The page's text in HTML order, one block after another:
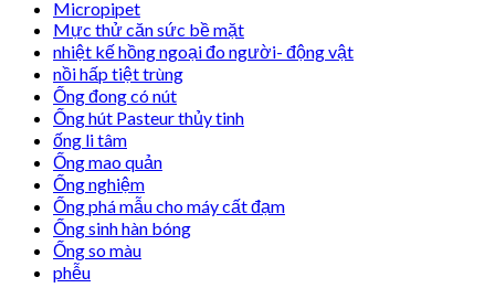
Micropipet
Mực thử căn sức bề mặt
nhiệt kế hồng ngoại đo người- động vật
nồi hấp tiệt trùng
Ống đong có nút
Ống hút Pasteur thủy tinh
ống li tâm
Ống mao quản
Ống nghiệm
Ống phá mẫu cho máy cất đạm
Ống sinh hàn bóng
Ống so màu
phễu